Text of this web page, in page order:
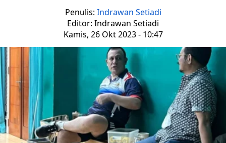
Penulis: Indrawan Setiadi
Editor: Indrawan Setiadi
Kamis, 26 Okt 2023 - 10:47